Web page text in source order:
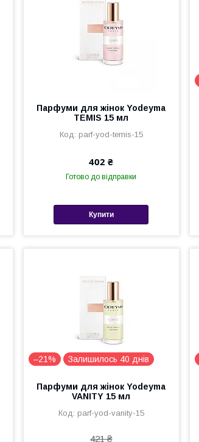
Парфуми для жінок Yodeyma
TEMIS 15 мл
parf-yod-temis-15
402 ₴
Готово до відправки
Купити
–21% Залишилось 40 днів
Парфуми для жінок Yodeyma
VANITY 15 мл
parf-yod-vanity-15
421 ₴